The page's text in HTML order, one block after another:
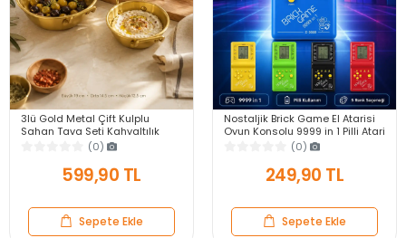
3lü Gold Metal Çift Kulplu
Sahan Tava Seti Kahvaltılık
Meze Menemen Mutfak Sofra
Sunum Kabı Seti
(0)
599,90 TL
Sepete Ekle
Nostaljik Brick Game El Atarisi
Oyun Konsolu 9999 in 1 Pilli Atari
Eğlenceli Çocuk Oyuncağı
(0)
249,90 TL
Sepete Ekle